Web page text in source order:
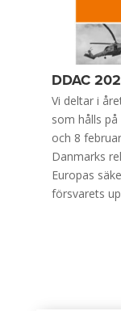
DDAC
Vi deltar i
som hålls
och 8
Danmarks
Europas
försvarets